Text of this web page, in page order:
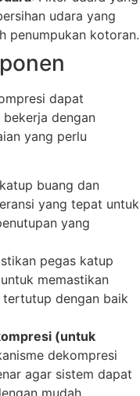
udara yang
penumpukan kotoran.
dapat
dengan
yang perlu
buang dan
yang tepat untuk
yang
pegas katup
memastikan
dengan baik
(untuk
dekompresi
agar sistem dapat